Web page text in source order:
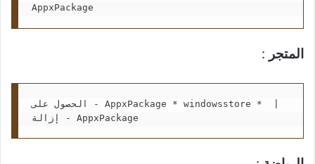
AppxPackage
المتجر :
الحصول على - AppxPackage * windowsstore *  |
إزالة - AppxPackage